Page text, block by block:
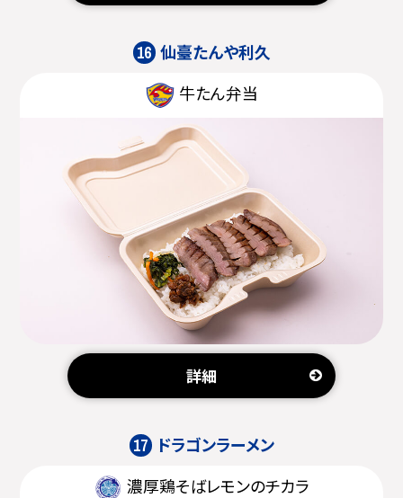
16 仙臺たんや利久
牛たん弁当
詳細
17 ドラゴンラーメン
濃厚鶏そばレモンのチカラ